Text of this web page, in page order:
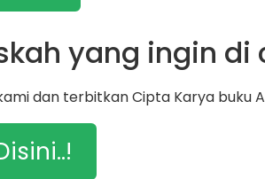
yang ingin di
dan terbitkan Cipta Karya buku